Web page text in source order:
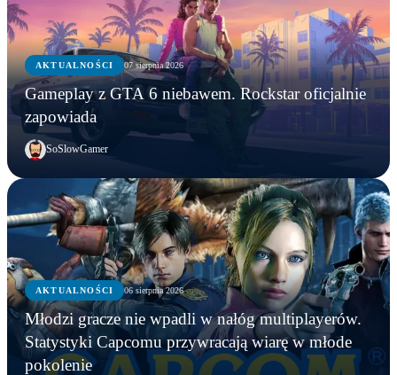
AKTUALNOŚCI 07 sierpnia 2026
Gameplay z GTA 6 niebawem. Rockstar oficjalnie
zapowiada
SoSlowGamer
AKTUALNOŚCI 06 sierpnia 2026
Młodzi gracze nie wpadli w nałóg multiplayerów.
Statystyki Capcomu przywracają wiarę w młode
pokolenie
AKTUALNOŚCI
WWE chce zastrzec znak towarowy „Vice City”.
AKTUALNOŚCI
Gameplay z GTA 6 niebawem. Rockstar oficjalnie
AKTUALNOŚCI
Młodzi gracze nie wpadli w nałóg multiplayerów.
Statystyki Capcomu przywracają wiarę w młode